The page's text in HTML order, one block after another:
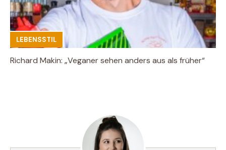
LEBENSSTIL
Richard Makin: „Veganer sehen anders aus als früher“